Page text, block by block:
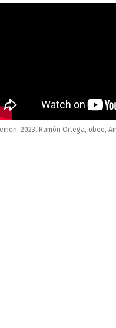
2023. Ramón Ortega, oboe,